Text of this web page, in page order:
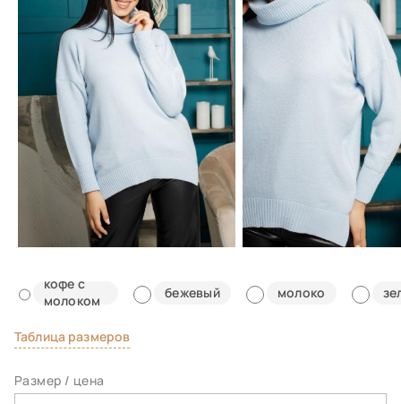
кофе с
молоком
бежевый молоко
Таблица размеров
Размер / цена